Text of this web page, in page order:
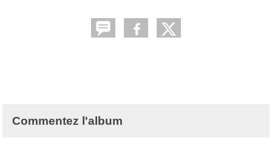
Commentez l'album